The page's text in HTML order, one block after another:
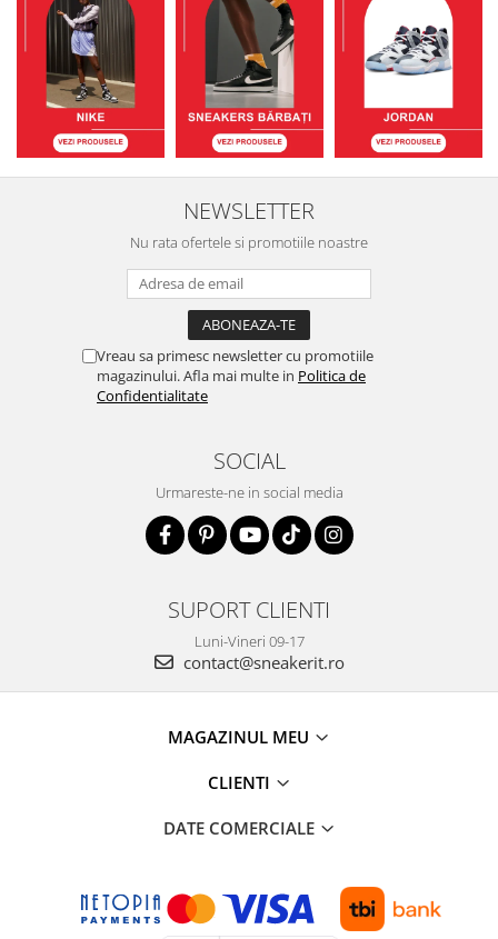
NEWSLETTER
Nu rata ofertele si promotiile noastre
Vreau sa primesc newsletter cu promotiile
magazinului. Afla mai multe in Politica de
Confidentialitate
SOCIAL
Urmareste-ne in social media
SUPORT CLIENTI
Luni-Vineri 09-17
contact@sneakerit.ro
MAGAZINUL MEU
CLIENTI
DATE COMERCIALE